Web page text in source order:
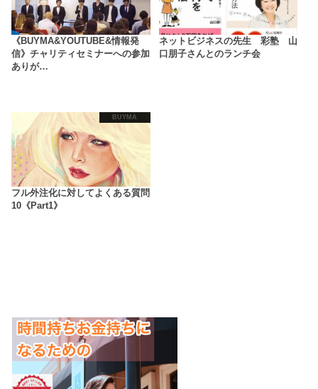
《BUYMA&YOUTUBE&情報発
信》チャリティセミナーへの参加
ありが…
ネットビジネスの先生 彩塾 山
口朋子さんとのランチ会
BUYMA
フル外注化に対してよくある質問
10《Part1》